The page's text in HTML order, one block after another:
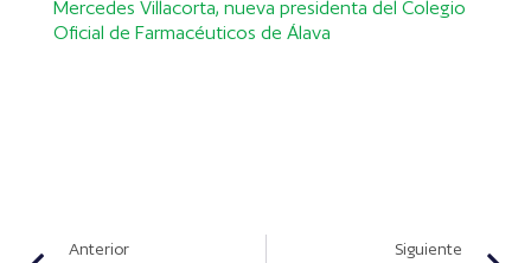
Mercedes Villacorta, nueva presidenta del Colegio
Oficial de Farmacéuticos de Álava
Anterior Siguiente